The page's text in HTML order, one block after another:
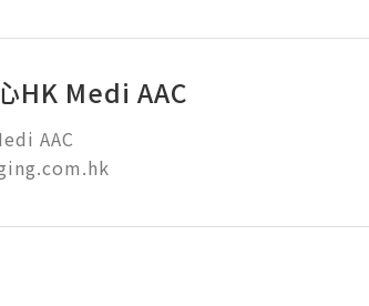
HK Medi AAC
AAC